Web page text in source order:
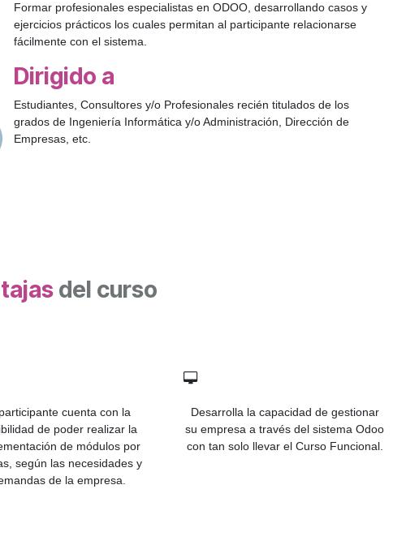
Formar profesionales especialistas en ODOO, desarrollando casos y
ejercicios prácticos los cuales permitan al participante relacionarse
fácilmente con el sistema.
Dirigido a
Estudiantes, Consultores y/o Profesionales recién titulados de los
grados de Ingeniería Informática y/o Administración, Dirección de
Empresas, etc.
del curso
cuenta con la
de poder realizar la
de módulos por
según las necesidades y
de la empresa.
Desarrolla la capacidad de gestionar
su empresa a través del sistema Odoo
con tan solo llevar el Curso Funcional.